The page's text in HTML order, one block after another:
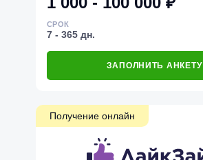
СРОК
7 - 365 дн.
ЗАПОЛНИТЬ АНКЕТУ
Получение онлайн